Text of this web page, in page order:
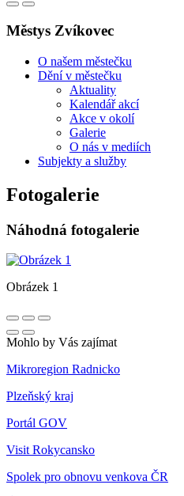
Městys Zvíkovec
O našem městečku
Dění v městečku
Aktuality
Kalendář akcí
Akce v okolí
Galerie
O nás v mediích
Subjekty a služby
Fotogalerie
Náhodná fotogalerie
Obrázek 1
Mohlo by Vás zajímat
Mikroregion Radnicko
Plzeňský kraj
Portál GOV
Visit Rokycansko
Spolek pro obnovu venkova ČR